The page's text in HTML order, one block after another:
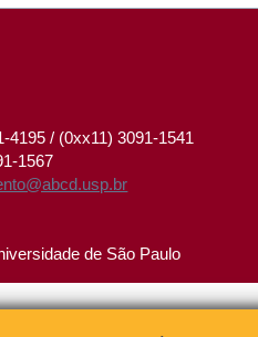
4195 / (0xx11) 3091-1541
1567
de São Paulo